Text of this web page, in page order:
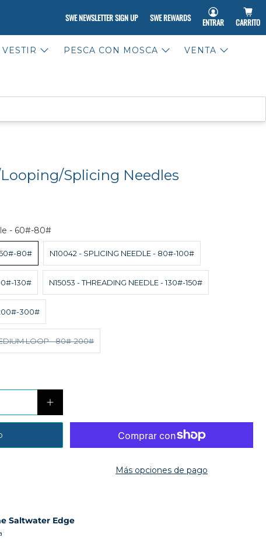
SWE NEWSLETTER SIGN UP SWE REWARDS ENTRAR CARRITO
VESTIR PESCA CON MOSCA VENTA
Splicing Needles
- 60#-80#
60#-80# N10042 - SPLICING NEEDLE - 80#-100#
130# N15053 - THREADING NEEDLE - 130#-150#
300#
LOOP - 80#-200#
Más opciones de pago
Saltwater Edge